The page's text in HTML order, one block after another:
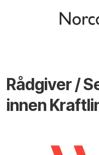
Rådgiver /
innen